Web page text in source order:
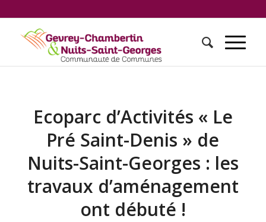
Ecoparc d’Activités « Le
Pré Saint-Denis » de
Nuits-Saint-Georges : les
travaux d’aménagement
ont débuté !